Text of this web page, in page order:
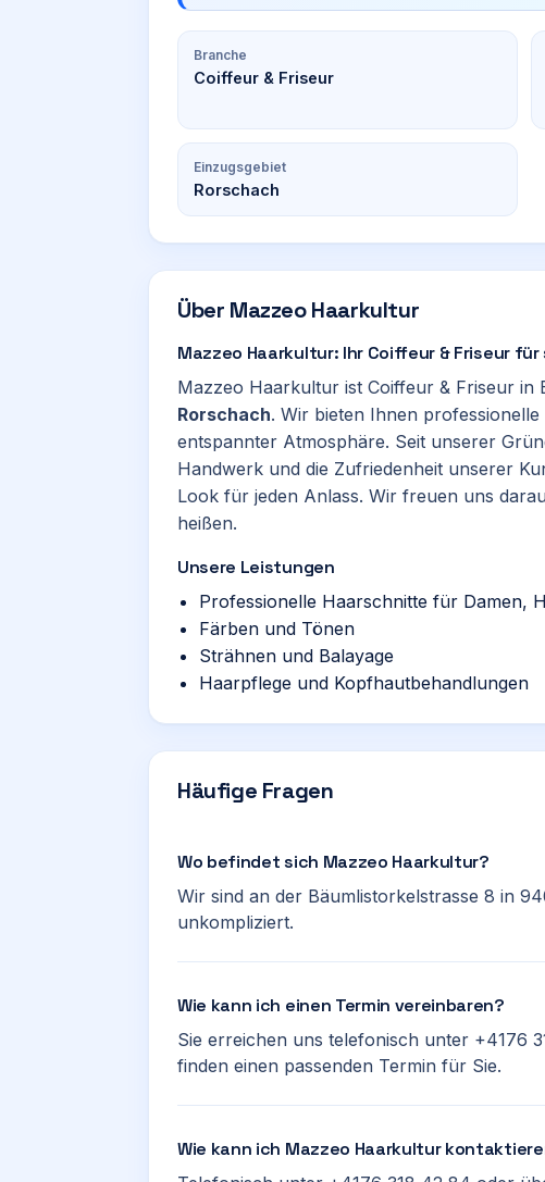
Branche
Coiffeur & Friseur
Einzugsgebiet
Rorschach
Über Mazzeo Haarkultur
Mazzeo Haarkultur: Ihr Coiffeur & Friseur
Mazzeo Haarkultur ist Coiffeur & Friseur in
Rorschach. Wir bieten Ihnen
entspannter Atmosphäre. Seit unserer
Handwerk und die Zufriedenheit unserer
Look für jeden Anlass. Wir freuen uns
heißen.
Unsere Leistungen
Professionelle Haarschnitte für Damen,
Färben und Tönen
Strähnen und Balayage
Haarpflege und Kopfhautbehandlungen
Häufige Fragen
Wo befindet sich Mazzeo Haarkultur?
Wir sind an der Bäumlistorkelstrasse 8 in
unkompliziert.
Wie kann ich einen Termin vereinbaren?
Sie erreichen uns telefonisch unter +4176
finden einen passenden Termin für Sie.
Wie kann ich Mazzeo Haarkultur